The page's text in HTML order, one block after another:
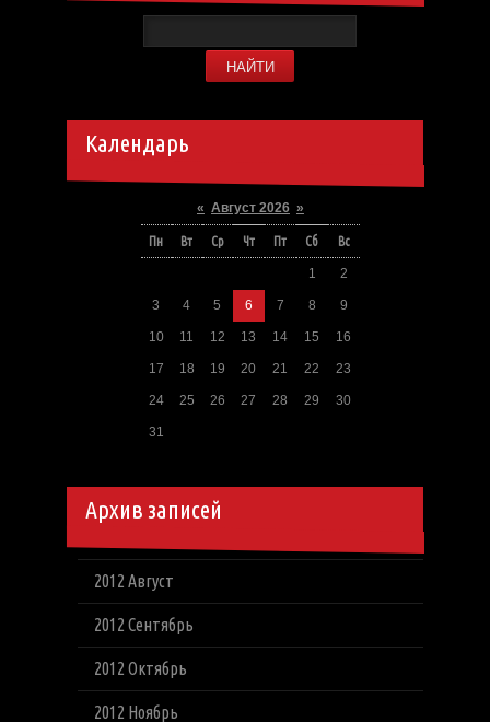
Календарь
« Август 2026 »
Пн Вт Ср Чт Пт Сб Вс
1 2
3 4 5 6 7 8 9
10 11 12 13 14 15 16
17 18 19 20 21 22 23
24 25 26 27 28 29 30
31
Архив записей
2012 Август
2012 Сентябрь
2012 Октябрь
2012 Ноябрь